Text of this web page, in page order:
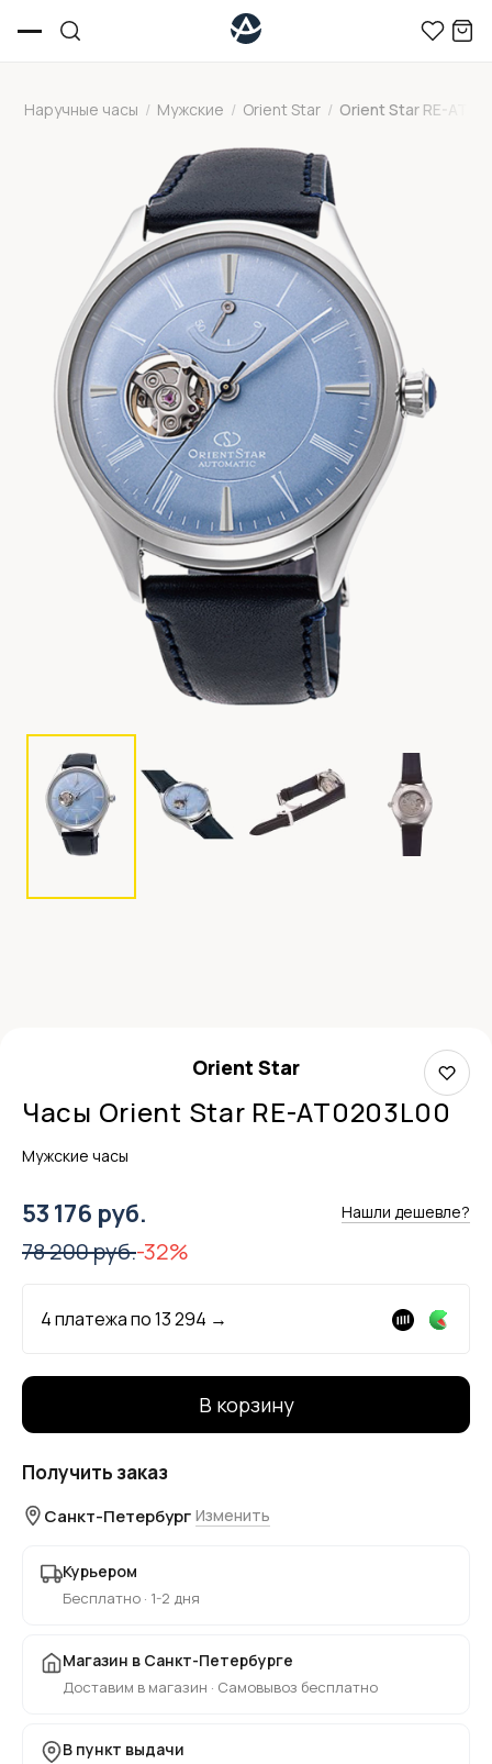
Наручные часы / Мужские / Orient Star / Orient Star RE-
Orient Star
Часы Orient Star RE-AT0203L00
Мужские часы
53 176 руб. Нашли дешевле?
78 200 руб.-32%
4 платежа по13 294 →
В корзину
Получить заказ
Санкт-Петербург Изменить
Курьером
Бесплатно · 1-2 дня
Магазин в Санкт-Петербурге
Доставим в магазин · Самовывоз бесплатно
В пункт выдачи